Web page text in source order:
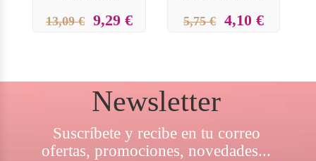
13,09 € 9,29 € 5,75 € 4,10 €
Newsletter
Suscríbete y recibe en tu correo
ofertas, promociones, novedades...